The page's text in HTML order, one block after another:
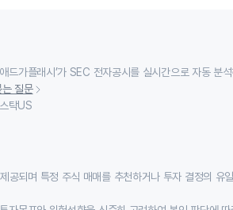
드가플래시’가 SEC 전자공시를 실시간으로 자동 분
는 질문
탁US
공되며 특정 주식 매매를 추천하거나 투자 결정의 유